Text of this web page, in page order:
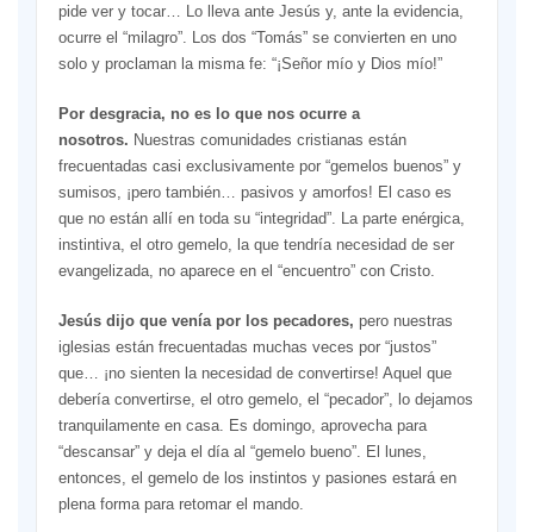
pide ver y tocar… Lo lleva ante Jesús y, ante la evidencia,
ocurre el “milagro”. Los dos “Tomás” se convierten en uno
solo y proclaman la misma fe: “¡Señor mío y Dios mío!”
Por desgracia, no es lo que nos ocurre a
nosotros. Nuestras comunidades cristianas están
frecuentadas casi exclusivamente por “gemelos buenos” y
sumisos, ¡pero también… pasivos y amorfos! El caso es
que no están allí en toda su “integridad”. La parte enérgica,
instintiva, el otro gemelo, la que tendría necesidad de ser
evangelizada, no aparece en el “encuentro” con Cristo.
Jesús dijo que venía por los pecadores, pero nuestras
iglesias están frecuentadas muchas veces por “justos”
que… ¡no sienten la necesidad de convertirse! Aquel que
debería convertirse, el otro gemelo, el “pecador”, lo dejamos
tranquilamente en casa. Es domingo, aprovecha para
“descansar” y deja el día al “gemelo bueno”. El lunes,
entonces, el gemelo de los instintos y pasiones estará en
plena forma para retomar el mando.